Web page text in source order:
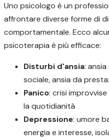
Uno psicologo è un
affrontare diverse forme di
comportamentale. Ecco
psicoterapia è più efficace:
Disturbi d'ansia:
sociale, ansia da
Panico: crisi
la quotidianità
Depressione: umore
energia e interesse,